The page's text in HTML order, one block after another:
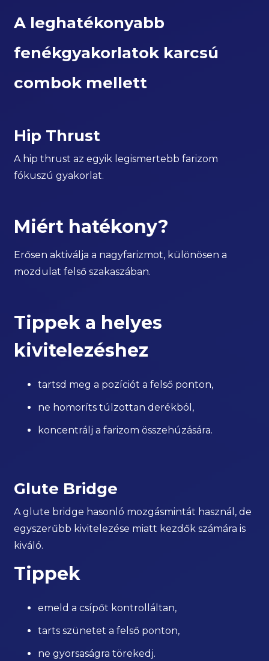
A leghatékonyabb
fenékgyakorlatok karcsú
combok mellett
Hip Thrust
A hip thrust az egyik legismertebb farizom
fókuszú gyakorlat.
Miért hatékony?
Erősen aktiválja a nagyfarizmot, különösen a
mozdulat felső szakaszában.
Tippek a helyes
kivitelezéshez
tartsd meg a pozíciót a felső ponton,
ne homoríts túlzottan derékból,
koncentrálj a farizom összehúzására.
Glute Bridge
A glute bridge hasonló mozgásmintát használ, de
egyszerűbb kivitelezése miatt kezdők számára is
kiváló.
Tippek
emeld a csípőt kontrolláltan,
tarts szünetet a felső ponton,
ne gyorsaságra törekedj.